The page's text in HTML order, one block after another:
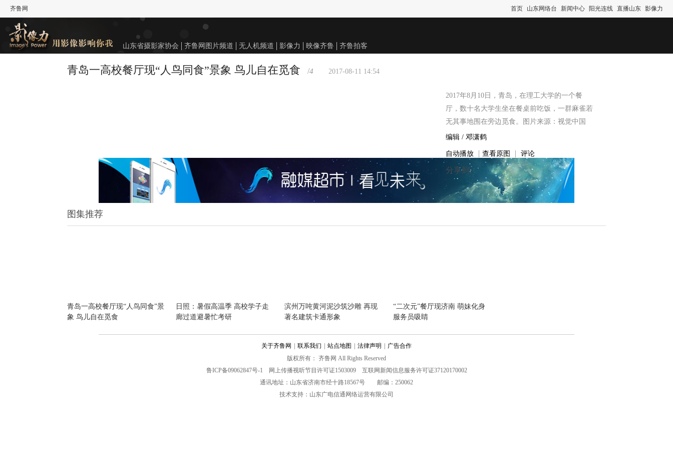
齐鲁网 首页 山东网络台 新闻中心 阳光连线 直播山东 影像力
山东省摄影家协会 齐鲁网图片频道 无人机频道 影像力 映像齐鲁 齐鲁拍客
青岛一高校餐厅现“人鸟同食”景象 鸟儿自在觅食 /4 2017-08-11 14:54
2017年8月10日，青岛，在理工大学的一个餐
厅，数十名大学生坐在餐桌前吃饭，一群麻雀若
无其事地围在旁边觅食。图片来源：视觉中国
编辑 / 邓潇鹤
自动播放 | 查看原图 | 评论
分享到:
图集推荐
青岛一高校餐厅现“人鸟同食”景
象 鸟儿自在觅食
日照：暑假高温季 高校学子走
廊过道避暑忙考研
滨州万吨黄河泥沙筑沙雕 再现
著名建筑卡通形象
“二次元”餐厅现济南 萌妹化身
服务员吸睛
记者直击九寨沟7.0级地震 多路
关于齐鲁网 联系我们 站点地图 法律声明
广告合作
版权所有： 齐鲁网 All Rights Reserved
鲁ICP备09062847号-1 网上传播视听节目许可证1503009 互联网新闻信息服务许可证37120170002
通讯地址：山东省济南市经十路18567号 邮编：250062
技术支持： 山东广电信通网络运营有限公司